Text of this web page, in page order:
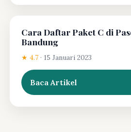
Cara Daftar Paket C di
Bandung
★ 4.7 · 15 Januari 2023
Baca Artikel